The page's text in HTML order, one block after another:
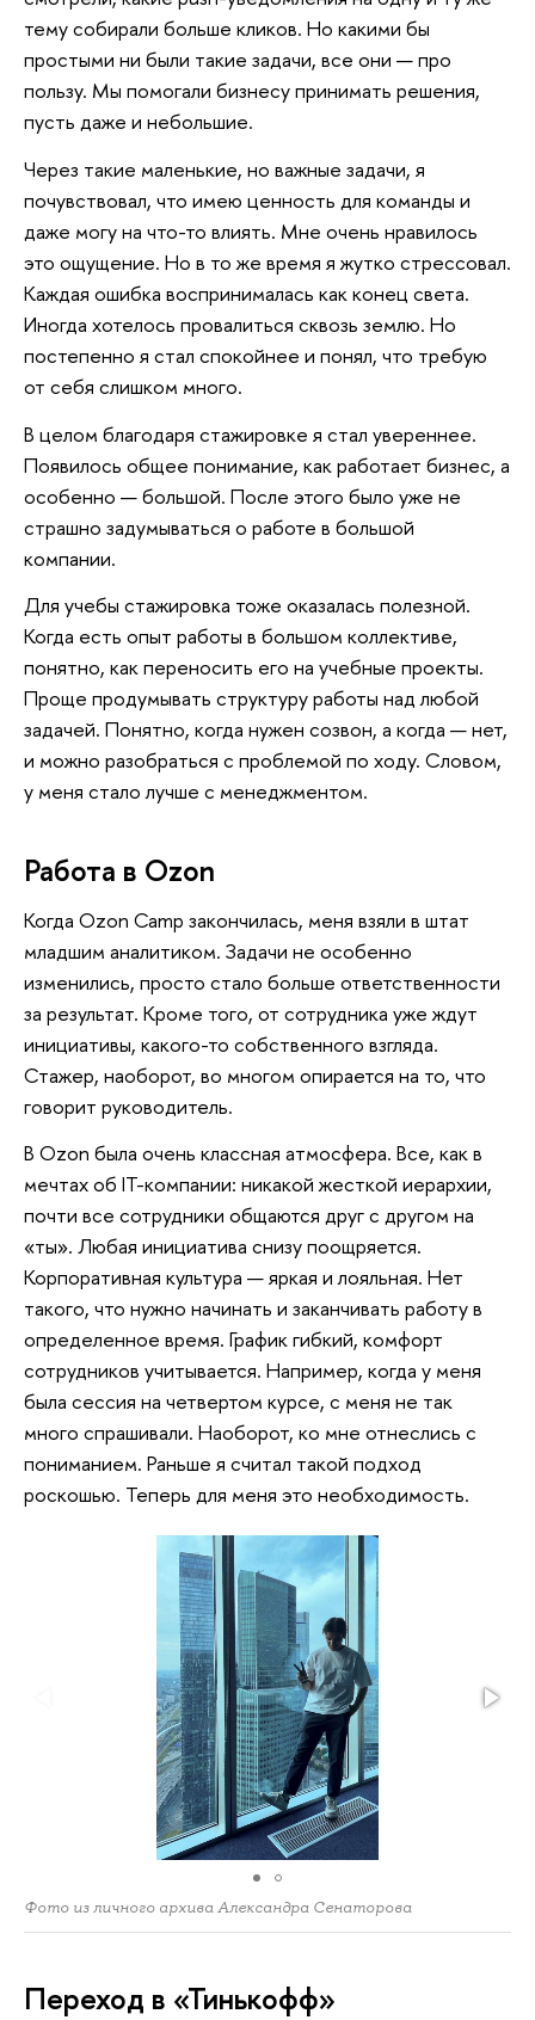
тему собирали больше кликов. Но какими бы
простыми ни были такие задачи, все они — про
пользу. Мы помогали бизнесу принимать решения,
пусть даже и небольшие.
Через такие маленькие, но важные задачи, я
почувствовал, что имею ценность для команды и
даже могу на что-то влиять. Мне очень нравилось
это ощущение. Но в то же время я жутко стрессовал.
Каждая ошибка воспринималась как конец света.
Иногда хотелось провалиться сквозь землю. Но
постепенно я стал спокойнее и понял, что требую
от себя слишком много.
В целом благодаря стажировке я стал увереннее.
Появилось общее понимание, как работает бизнес, а
особенно — большой. После этого было уже не
страшно задумываться о работе в большой
компании.
Для учебы стажировка тоже оказалась полезной.
Когда есть опыт работы в большом коллективе,
понятно, как переносить его на учебные проекты.
Проще продумывать структуру работы над любой
задачей. Понятно, когда нужен созвон, а когда — нет,
и можно разобраться с проблемой по ходу. Словом,
у меня стало лучше с менеджментом.
Работа в Ozon
Когда Ozon Camp закончилась, меня взяли в штат
младшим аналитиком. Задачи не особенно
изменились, просто стало больше ответственности
за результат. Кроме того, от сотрудника уже ждут
инициативы, какого-то собственного взгляда.
Стажер, наоборот, во многом опирается на то, что
говорит руководитель.
В Ozon была очень классная атмосфера. Все, как в
мечтах об IT-компании: никакой жесткой иерархии,
почти все сотрудники общаются друг с другом на
«ты». Любая инициатива снизу поощряется.
Корпоративная культура — яркая и лояльная. Нет
такого, что нужно начинать и заканчивать работу в
определенное время. График гибкий, комфорт
сотрудников учитывается. Например, когда у меня
была сессия на четвертом курсе, с меня не так
много спрашивали. Наоборот, ко мне отнеслись с
пониманием. Раньше я считал такой подход
роскошью. Теперь для меня это необходимость.
Фото из личного архива Александра Сенаторова
Переход в «Тинькофф»